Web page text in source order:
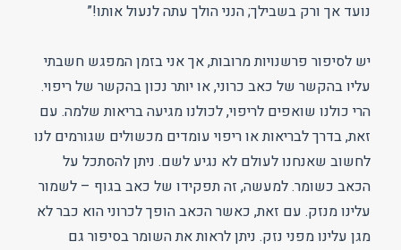
נועד אך ורק בשבילך; הנני הולך עתה לנעול אותו!”
יש לסיפור פרשנויות מרובות, אך אני בזמן המפגש חשבתי
עליו בהקשר של כאב כרוני, או יותר נכון בהקשר של ריפוי.
הרי כולנו שואפים לריפוי, לכולנו מגיעה בריאות שלמה. עם
זאת, בדרך לבריאות או ריפוי עומדים מכשולים שגורמים לנו
לחשוב שאנחנו לעולם לא נגיע לשם. ניתן להסתכל על
הכאב כשומר. למעשה, זה תפקידו של כאב בגוף – לשמור
עלינו מנזק. עם זאת, כאשר הכאב הופך לכרוני הוא כבר לא
מגן עלינו מפני נזק. ניתן לראות את השומר בסיפור גם